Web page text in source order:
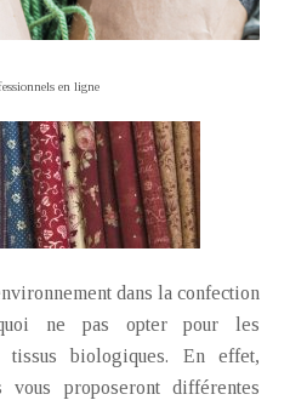
en ligne
dans la confection
ne pas opter pour les
biologiques. En effet,
proposeront différentes